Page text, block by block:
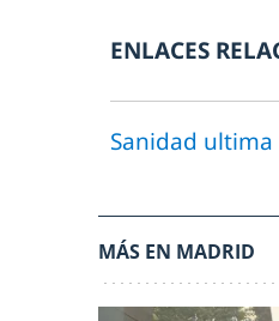
ENLACES
Sanidad ultima
MÁS EN MADRID